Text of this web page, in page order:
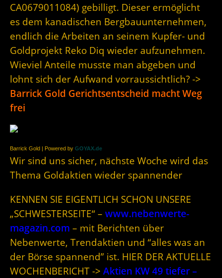
CA0679011084) gebilligt. Dieser ermöglicht
es dem kanadischen Bergbauunternehmen,
endlich die Arbeiten an seinem Kupfer- und
Goldprojekt Reko Diq wieder aufzunehmen.
Wieviel Anteile musste man abgeben und
lohnt sich der Aufwand vorraussichtlich? ->
Barrick Gold Gerichtsentscheid macht Weg
frei
Barrick Gold | Powered by GOYAX.de
Wir sind uns sicher, nächste Woche wird das
Thema Goldaktien wieder spannender
KENNEN SIE EIGENTLICH SCHON UNSERE
„SCHWESTERSEITE“ – www.nebenwerte-
magazin.com – mit Berichten über
Nebenwerte, Trendaktien und “alles was an
der Börse spannend” ist. HIER DER AKTUELLE
WOCHENBERICHT -> Aktien KW 49 tiefer –